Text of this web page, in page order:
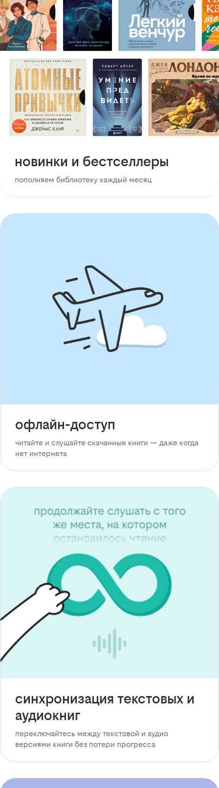
новинки и бестселлеры
пополняем библиотеку каждый месяц
офлайн-доступ
читайте и слушайте скачанные книги — даже когда
нет интернета
синхронизация текстовых и
аудиокниг
переключайтесь между текстовой и аудио
версиями книги без потери прогресса